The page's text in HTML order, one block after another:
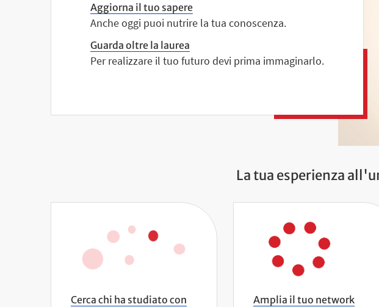
Aggiorna il tuo sapere
Anche oggi puoi nutrire la tua conoscenza.
Guarda oltre la laurea
Per realizzare il tuo futuro devi prima immaginarlo.
La tua esperienza
Cerca chi ha studiato con
Amplia il tuo network